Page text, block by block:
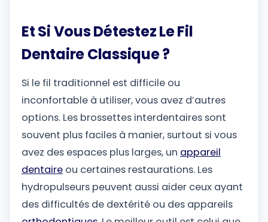
Et Si Vous Détestez Le Fil
Dentaire Classique ?
Si le fil traditionnel est difficile ou
inconfortable à utiliser, vous avez d’autres
options. Les brossettes interdentaires sont
souvent plus faciles à manier, surtout si vous
avez des espaces plus larges, un appareil
dentaire ou certaines restaurations. Les
hydropulseurs peuvent aussi aider ceux ayant
des difficultés de dextérité ou des appareils